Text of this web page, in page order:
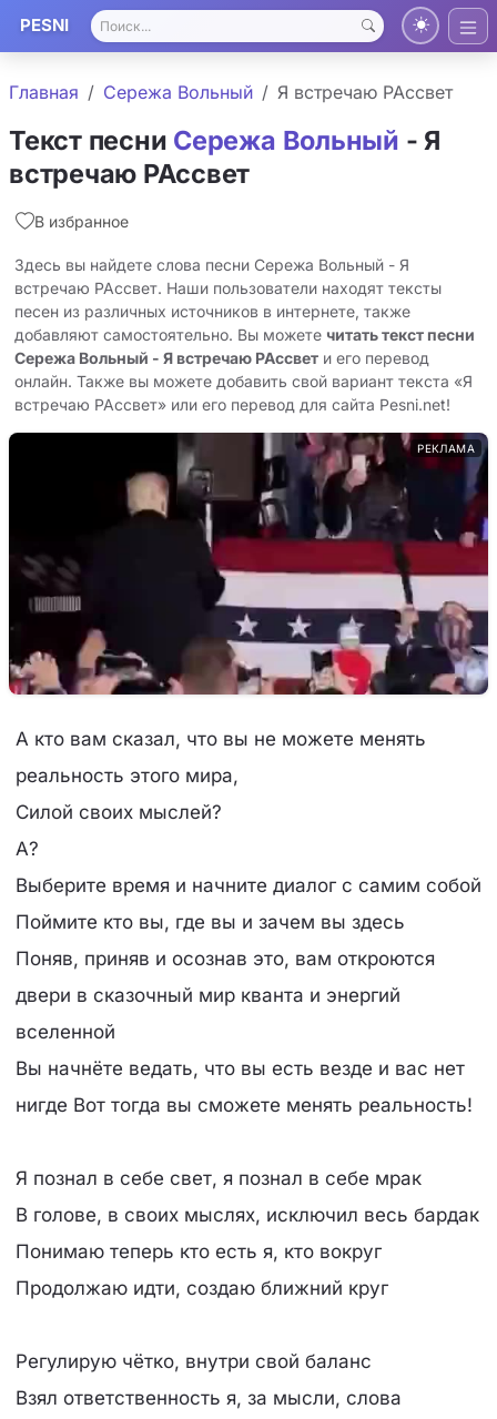
PESNI
Главная Сережа Вольный Я встречаю РАссвет
Текст песни Сережа Вольный - Я
встречаю РАссвет
В избранное
Здесь вы найдете слова песни Сережа Вольный - Я
встречаю РАссвет. Наши пользователи находят тексты
песен из различных источников в интернете, также
добавляют самостоятельно. Вы можете читать текст песни
Сережа Вольный - Я встречаю РАссвет и его перевод
онлайн. Также вы можете добавить свой вариант текста «Я
встречаю РАссвет» или его перевод для сайта Pesni.net!
РЕКЛАМА
А кто вам сказал, что вы не можете менять
реальность этого мира,
Силой своих мыслей?
А?
Выберите время и начните диалог с самим собой
Поймите кто вы, где вы и зачем вы здесь
Поняв, приняв и осознав это, вам откроются
двери в сказочный мир кванта и энергий
вселенной
Вы начнёте ведать, что вы есть везде и вас нет
нигде Вот тогда вы сможете менять реальность!
Я познал в себе свет, я познал в себе мрак
В голове, в своих мыслях, исключил весь бардак
Понимаю теперь кто есть я, кто вокруг
Продолжаю идти, создаю ближний круг
Регулирую чётко, внутри свой баланс
Взял ответственность я, за мысли, слова